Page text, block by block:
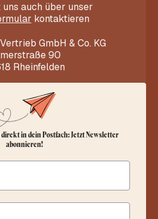
uns auch über unser
kontaktieren
GmbH & Co. KG
90
Rheinfelden
in dein Postfach: Jetzt Newsletter
abonnieren!